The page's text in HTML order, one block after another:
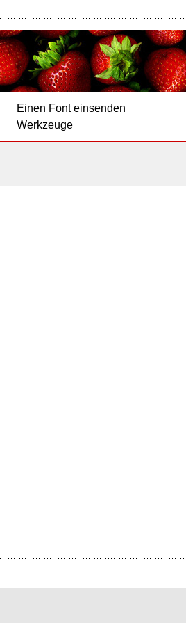
Einen Font einsenden
Werkzeuge